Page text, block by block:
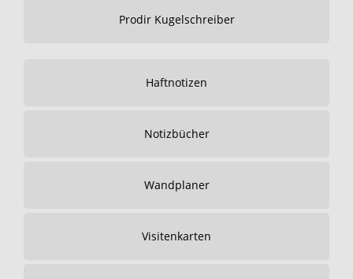
Prodir Kugelschreiber
Haftnotizen
Notizbücher
Wandplaner
Visitenkarten